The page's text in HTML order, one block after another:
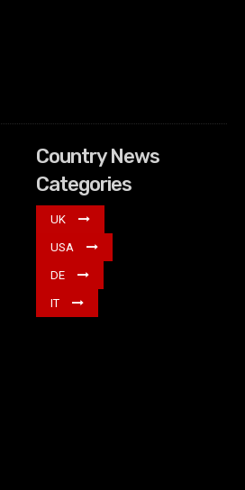
Country News
Categories
UK
USA
DE
IT